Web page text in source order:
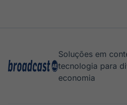
Soluções em
tecnologia para
economia